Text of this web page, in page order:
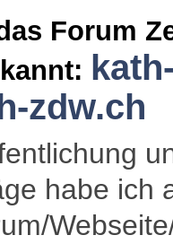
Forum
zdw.ch
habe ich